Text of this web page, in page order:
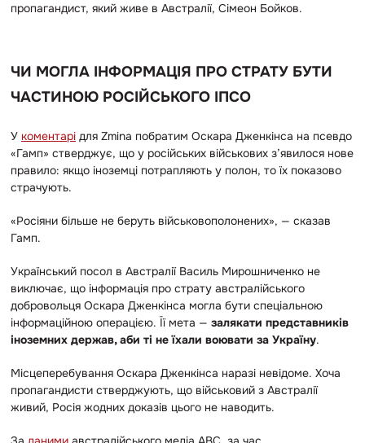
пропагандист, який живе в Австралії, Сімеон Бойков.
ЧИ МОГЛА ІНФОРМАЦІЯ ПРО СТРАТУ БУТИ
ЧАСТИНОЮ РОСІЙСЬКОГО ІПСО
У коментарі для Zmina побратим Оскара Дженкінса на псевдо
«Гамп» стверджує, що у російських військових з’явилося нове
правило: якщо іноземці потрапляють у полон, то їх показово
страчують.
«Росіяни більше не беруть військовополонених», — сказав
Гамп.
Український посол в Австралії Василь Мирошниченко не
виключає, що інформація про страту австралійського
добровольця Оскара Дженкінса могла бути спеціальною
інформаційною операцією. Її мета — залякати представників
іноземних держав, аби ті не їхали воювати за Україну.
Місцеперебування Оскара Дженкінса наразі невідоме. Хоча
пропагандисти стверджують, що військовий з Австралії
живий, Росія жодних доказів цього не наводить.